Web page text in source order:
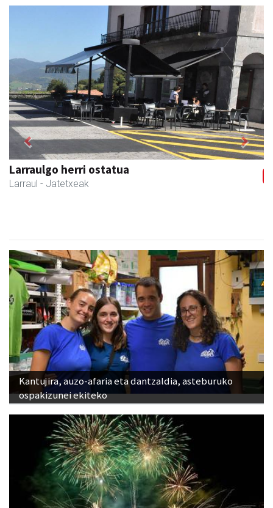
Amonarriz iturgintza S. L.
Larraul - Iturgintza
Previous Next
Kantujira, auzo-afaria eta dantzaldia, asteburuko
ospakizunei ekiteko